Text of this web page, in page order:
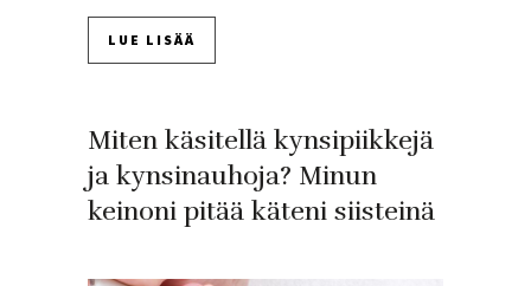
LUE LISÄÄ
Miten käsitellä kynsipiikkejä
ja kynsinauhoja? Minun
keinoni pitää käteni siisteinä